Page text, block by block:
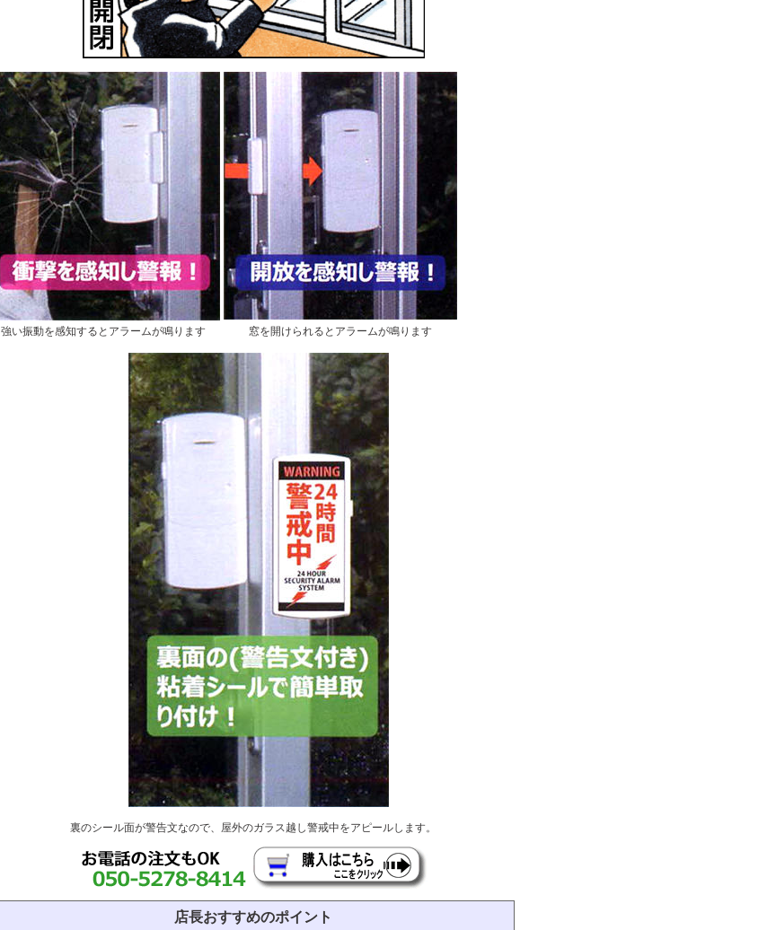
強い振動を感知するとアラームが鳴ります 窓を開けられるとアラームが鳴ります
裏のシール面が警告文なので、屋外のガラス越し警戒中をアピールします。
店長おすすめのポイント